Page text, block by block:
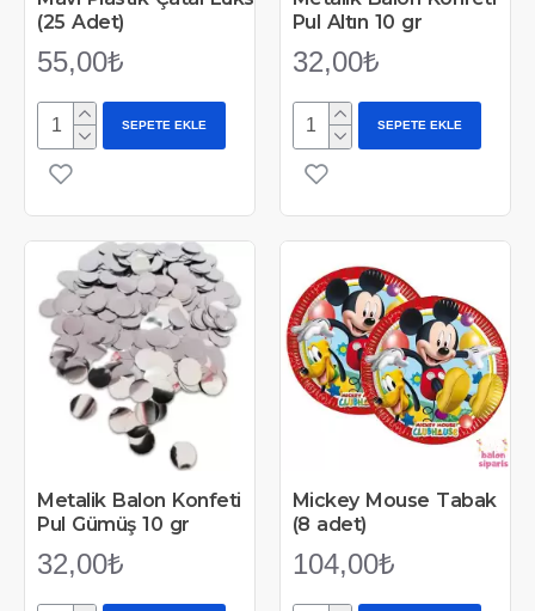
(25 Adet)
55,00₺
SEPETE EKLE
Pul Altın 10 gr
32,00₺
SEPETE EKLE
Metalik Balon Konfeti
Pul Gümüş 10 gr
32,00₺
Mickey Mouse Tabak
(8 adet)
104,00₺